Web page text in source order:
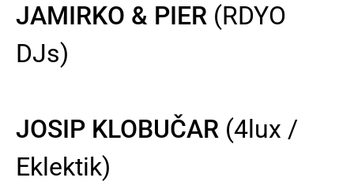
JAMIRKO & PIER (RDYO
DJs)
JOSIP KLOBUČAR (4lux /
Eklektik)